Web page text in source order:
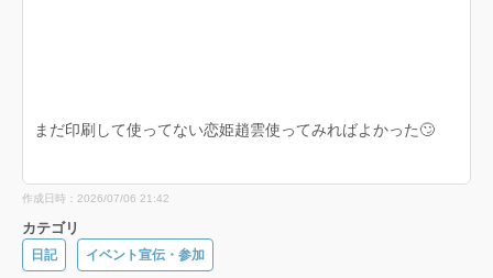
まだ印刷して使ってない恋姫趙雲使ってみればよかった🙄
作成日時：2026/07/06 21:42
カテゴリ
日記 イベント宣伝・参加